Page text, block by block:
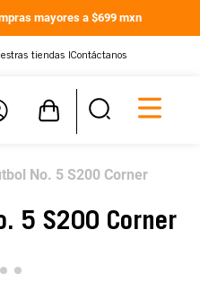
mayores a $699 mxn
tiendas | Contáctanos
No. 5 S200 Corner
5 S200 Corner